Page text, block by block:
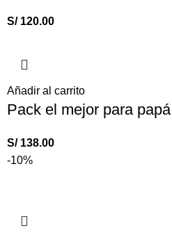
S/120.00
Añadir al carrito
Pack el mejor para papá
S/138.00
-10%